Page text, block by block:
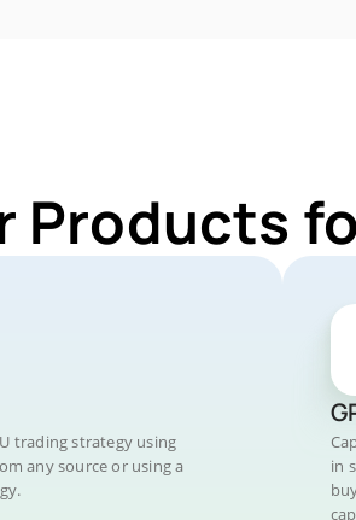
trading strategy using
any source or using a
in